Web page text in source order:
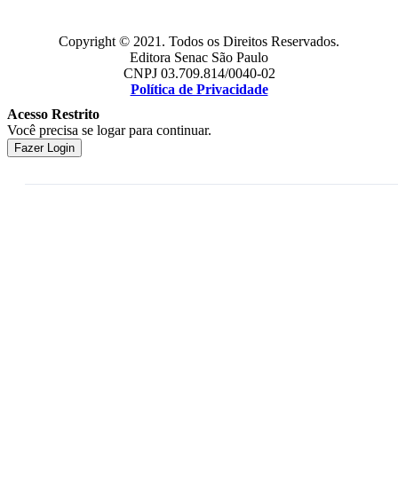
Copyright © 2021. Todos os Direitos Reservados.
Editora Senac São Paulo
CNPJ 03.709.814/0040-02
Política de Privacidade
Acesso Restrito
Você precisa se logar para continuar.
Fazer Login